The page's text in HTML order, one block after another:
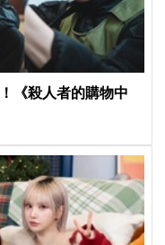
《殺人者的購物中